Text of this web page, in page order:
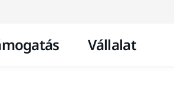
Vállalat